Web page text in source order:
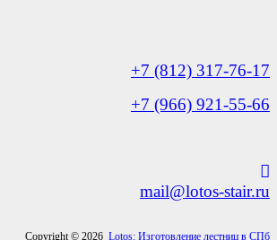
+7 (812) 317-76-17
+7 (966) 921-55-66
mail@lotos-stair.ru
Copyright © 2026 Lotos: Изготовление лестниц в СПб